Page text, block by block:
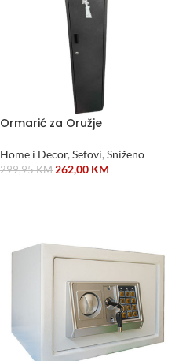
Ormarić za Oružje
Home i Decor, Sefovi, Sniženo
299,95KM 262,00 KM